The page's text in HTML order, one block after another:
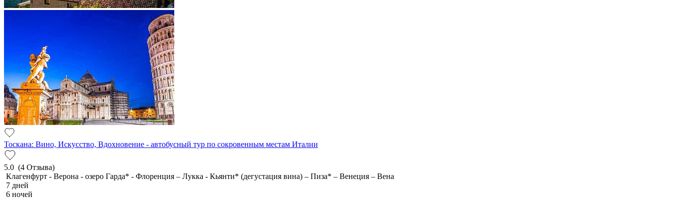
Тоскана: Вино, Искусство, Вдохновение - автобусный тур по сокровенным местам Италии
5.0 (4 Отзыва)
Клагенфурт - Верона - озеро Гарда* - Флоренция – Лукка - Кьянти* (дегустация вина) – Пиза* – Венеция – Вена
7 дней
6 ночей